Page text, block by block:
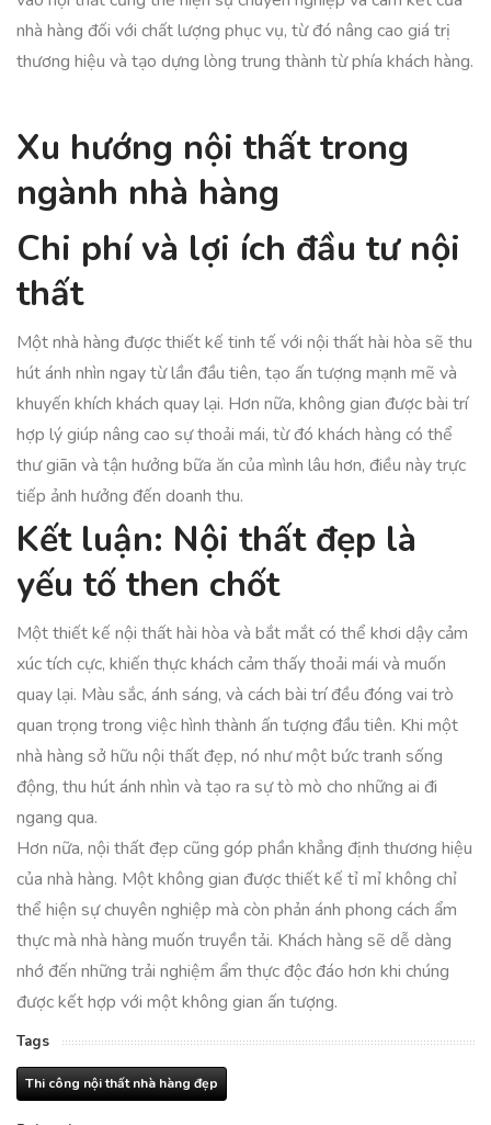
nhà hàng đối với chất lượng phục vụ, từ đó nâng cao giá trị
thương hiệu và tạo dựng lòng trung thành từ phía khách hàng.
Xu hướng nội thất trong
ngành nhà hàng
Chi phí và lợi ích đầu tư nội
thất
Một nhà hàng được thiết kế tinh tế với nội thất hài hòa sẽ thu
hút ánh nhìn ngay từ lần đầu tiên, tạo ấn tượng mạnh mẽ và
khuyến khích khách quay lại. Hơn nữa, không gian được bài trí
hợp lý giúp nâng cao sự thoải mái, từ đó khách hàng có thể
thư giãn và tận hưởng bữa ăn của mình lâu hơn, điều này trực
tiếp ảnh hưởng đến doanh thu.
Kết luận: Nội thất đẹp là
yếu tố then chốt
Một thiết kế nội thất hài hòa và bắt mắt có thể khơi dậy cảm
xúc tích cực, khiến thực khách cảm thấy thoải mái và muốn
quay lại. Màu sắc, ánh sáng, và cách bài trí đều đóng vai trò
quan trọng trong việc hình thành ấn tượng đầu tiên. Khi một
nhà hàng sở hữu nội thất đẹp, nó như một bức tranh sống
động, thu hút ánh nhìn và tạo ra sự tò mò cho những ai đi
ngang qua.
Hơn nữa, nội thất đẹp cũng góp phần khẳng định thương hiệu
của nhà hàng. Một không gian được thiết kế tỉ mỉ không chỉ
thể hiện sự chuyên nghiệp mà còn phản ánh phong cách ẩm
thực mà nhà hàng muốn truyền tải. Khách hàng sẽ dễ dàng
nhớ đến những trải nghiệm ẩm thực độc đáo hơn khi chúng
được kết hợp với một không gian ấn tượng.
Tags
Thi công nội thất nhà hàng đẹp